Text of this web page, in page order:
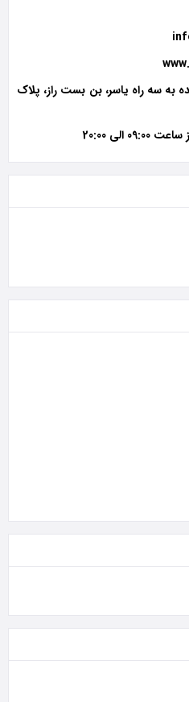
به سه راه یاسر، بن بست راز، پلاک
20:00